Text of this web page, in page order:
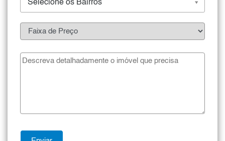
Selecione os Bairros